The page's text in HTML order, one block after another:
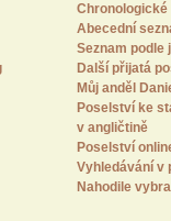
Chronologické
Abecední
Seznam
Další přijatá
Můj anděl
Poselství ke
v angličtině
Poselství
Vyhledávání v
Nahodile